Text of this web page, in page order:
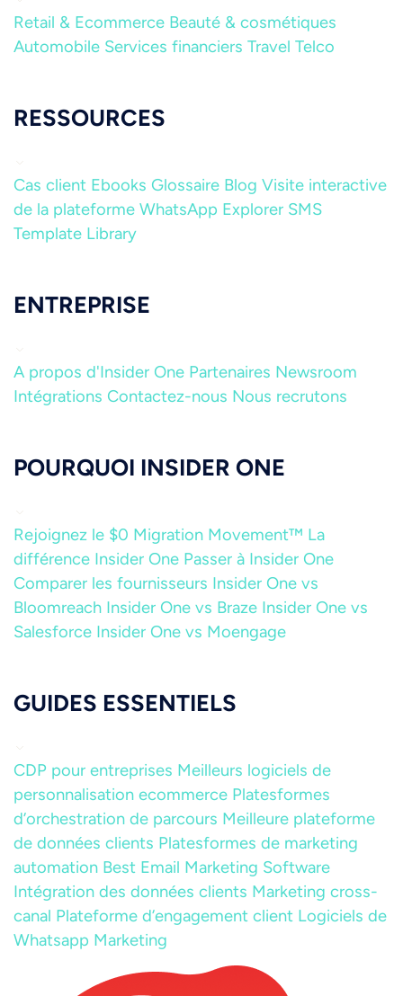
Retail & Ecommerce Beauté & cosmétiques
Automobile Services financiers Travel Telco
RESSOURCES
Cas client Ebooks Glossaire Blog Visite interactive
de la plateforme WhatsApp Explorer SMS
Template Library
ENTREPRISE
A propos d'Insider One Partenaires Newsroom
Intégrations Contactez-nous Nous recrutons
POURQUOI INSIDER ONE
Rejoignez le $0 Migration Movement™ La
différence Insider One Passer à Insider One
Comparer les fournisseurs Insider One vs
Bloomreach Insider One vs Braze Insider One vs
Salesforce Insider One vs Moengage
GUIDES ESSENTIELS
CDP pour entreprises Meilleurs logiciels de
personnalisation ecommerce Platesformes
d’orchestration de parcours Meilleure plateforme
de données clients Platesformes de marketing
automation Best Email Marketing Software
Intégration des données clients Marketing cross-
canal Plateforme d’engagement client Logiciels de
Whatsapp Marketing